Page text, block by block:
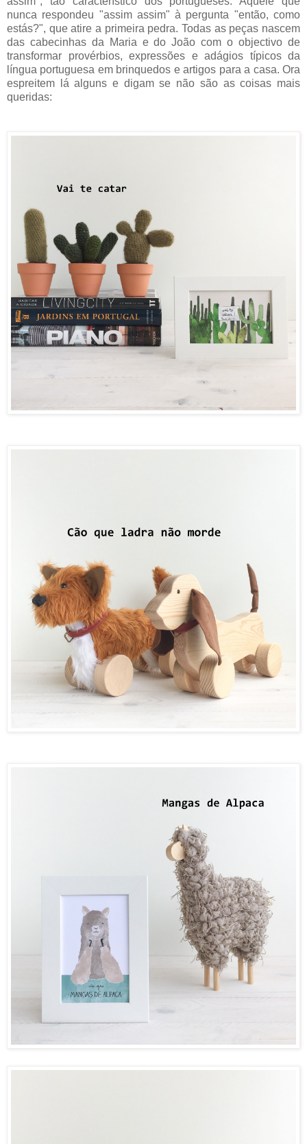
nunca respondeu "assim assim" à pergunta "então, como
estás?", que atire a primeira pedra. Todas as peças nascem
das cabecinhas da Maria e do João com o objectivo de
transformar provérbios, expressões e adágios típicos da
língua portuguesa em brinquedos e artigos para a casa. Ora
espreitem lá alguns e digam se não são as coisas mais
queridas: